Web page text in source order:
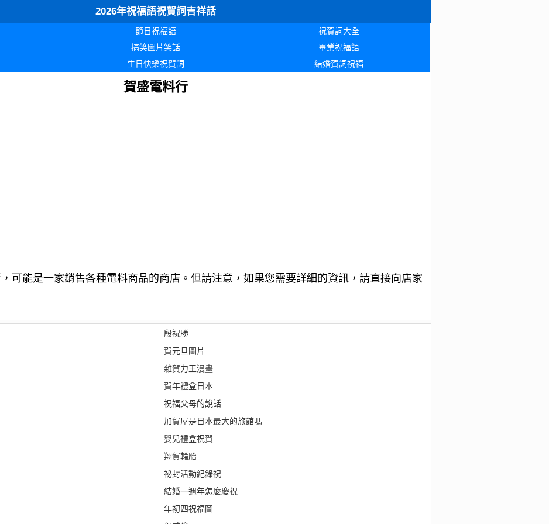
2026年祝福語祝賀詞吉祥話
節日祝福語
祝賀詞大全
搞笑圖片笑話
畢業祝福語
生日快樂祝賀詞 結婚賀詞祝福
賀盛電料行
可能是一家銷售各種電料商品的商店。但請注意，如果您需要詳細的資訊，請直接向店家
殷祝勝
賀元旦圖片
雜賀力王漫畫
賀年禮盒日本
祝福父母的說話
加賀屋是日本最大的旅館嗎
嬰兒禮盒祝賀
翔賀輪胎
祕封活動紀錄祝
結婚一週年怎麼慶祝
年初四祝福圖